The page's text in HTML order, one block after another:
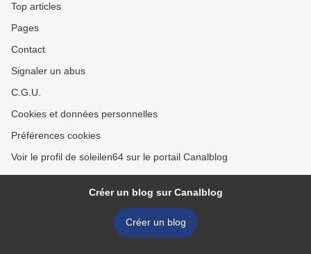
Top articles
Pages
Contact
Signaler un abus
C.G.U.
Cookies et données personnelles
Préférences cookies
Voir le profil de soleilen64 sur le portail Canalblog
Créer un blog sur Canalblog
Créer un blog